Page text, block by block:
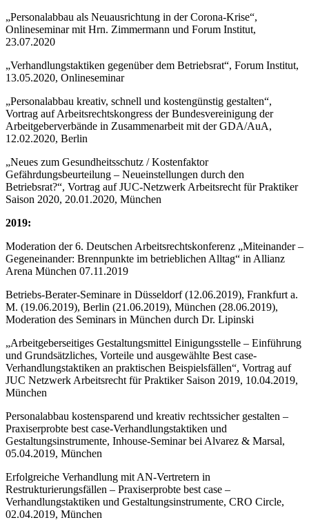
„Personalabbau als Neuausrichtung in der Corona-Krise“,
Onlineseminar mit Hrn. Zimmermann und Forum Institut,
23.07.2020
„Verhandlungstaktiken gegenüber dem Betriebsrat“, Forum Institut,
13.05.2020, Onlineseminar
„Personalabbau kreativ, schnell und kostengünstig gestalten“,
Vortrag auf Arbeitsrechtskongress der Bundesvereinigung der
Arbeitgeberverbände in Zusammenarbeit mit der GDA/AuA,
12.02.2020, Berlin
„Neues zum Gesundheitsschutz / Kostenfaktor
Gefährdungsbeurteilung – Neueinstellungen durch den
Betriebsrat?“, Vortrag auf JUC-Netzwerk Arbeitsrecht für Praktiker
Saison 2020, 20.01.2020, München
2019:
Moderation der 6. Deutschen Arbeitsrechtskonferenz „Miteinander –
Gegeneinander: Brennpunkte im betrieblichen Alltag“ in Allianz
Arena München 07.11.2019
Betriebs-Berater-Seminare in Düsseldorf (12.06.2019), Frankfurt a.
M. (19.06.2019), Berlin (21.06.2019), München (28.06.2019),
Moderation des Seminars in München durch Dr. Lipinski
„Arbeitgeberseitiges Gestaltungsmittel Einigungsstelle – Einführung
und Grundsätzliches, Vorteile und ausgewählte Best case-
Verhandlungstaktiken an praktischen Beispielsfällen“, Vortrag auf
JUC Netzwerk Arbeitsrecht für Praktiker Saison 2019, 10.04.2019,
München
Personalabbau kostensparend und kreativ rechtssicher gestalten –
Praxiserprobte best case-Verhandlungstaktiken und
Gestaltungsinstrumente, Inhouse-Seminar bei Alvarez & Marsal,
05.04.2019, München
Erfolgreiche Verhandlung mit AN-Vertretern in
Restrukturierungsfällen – Praxiserprobte best case –
Verhandlungstaktiken und Gestaltungsinstrumente, CRO Circle,
02.04.2019, München